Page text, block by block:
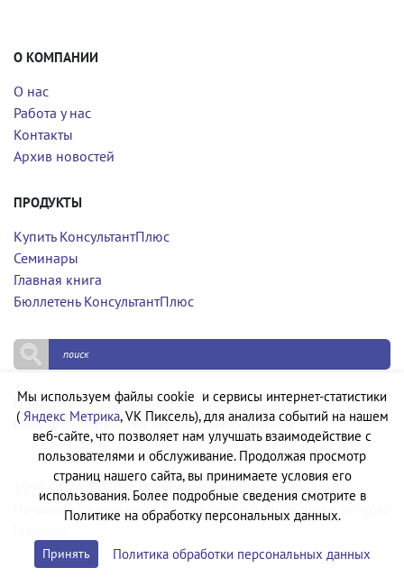
О КОМПАНИИ
О нас
Работа у нас
Контакты
Архив новостей
ПРОДУКТЫ
Купить КонсультантПлюс
Семинары
Главная книга
Бюллетень КонсультантПлюс
Политика конфиденциальности
Политика обработки персональных данных
1994-2026 © ООО «Компания Квадро Плюс»
На сайте используются бесплатные изображения с ресурса
Мы используем файлы cookie и сервисы интернет-статистики
( Яндекс Метрика, VK Пиксель), для анализа событий на нашем
веб-сайте, что позволяет нам улучшать взаимодействие с
пользователями и обслуживание. Продолжая просмотр
страниц нашего сайта, вы принимаете условия его
использования. Более подробные сведения смотрите в
Политике на обработку персональных данных.
Принять Политика обработки персональных данных